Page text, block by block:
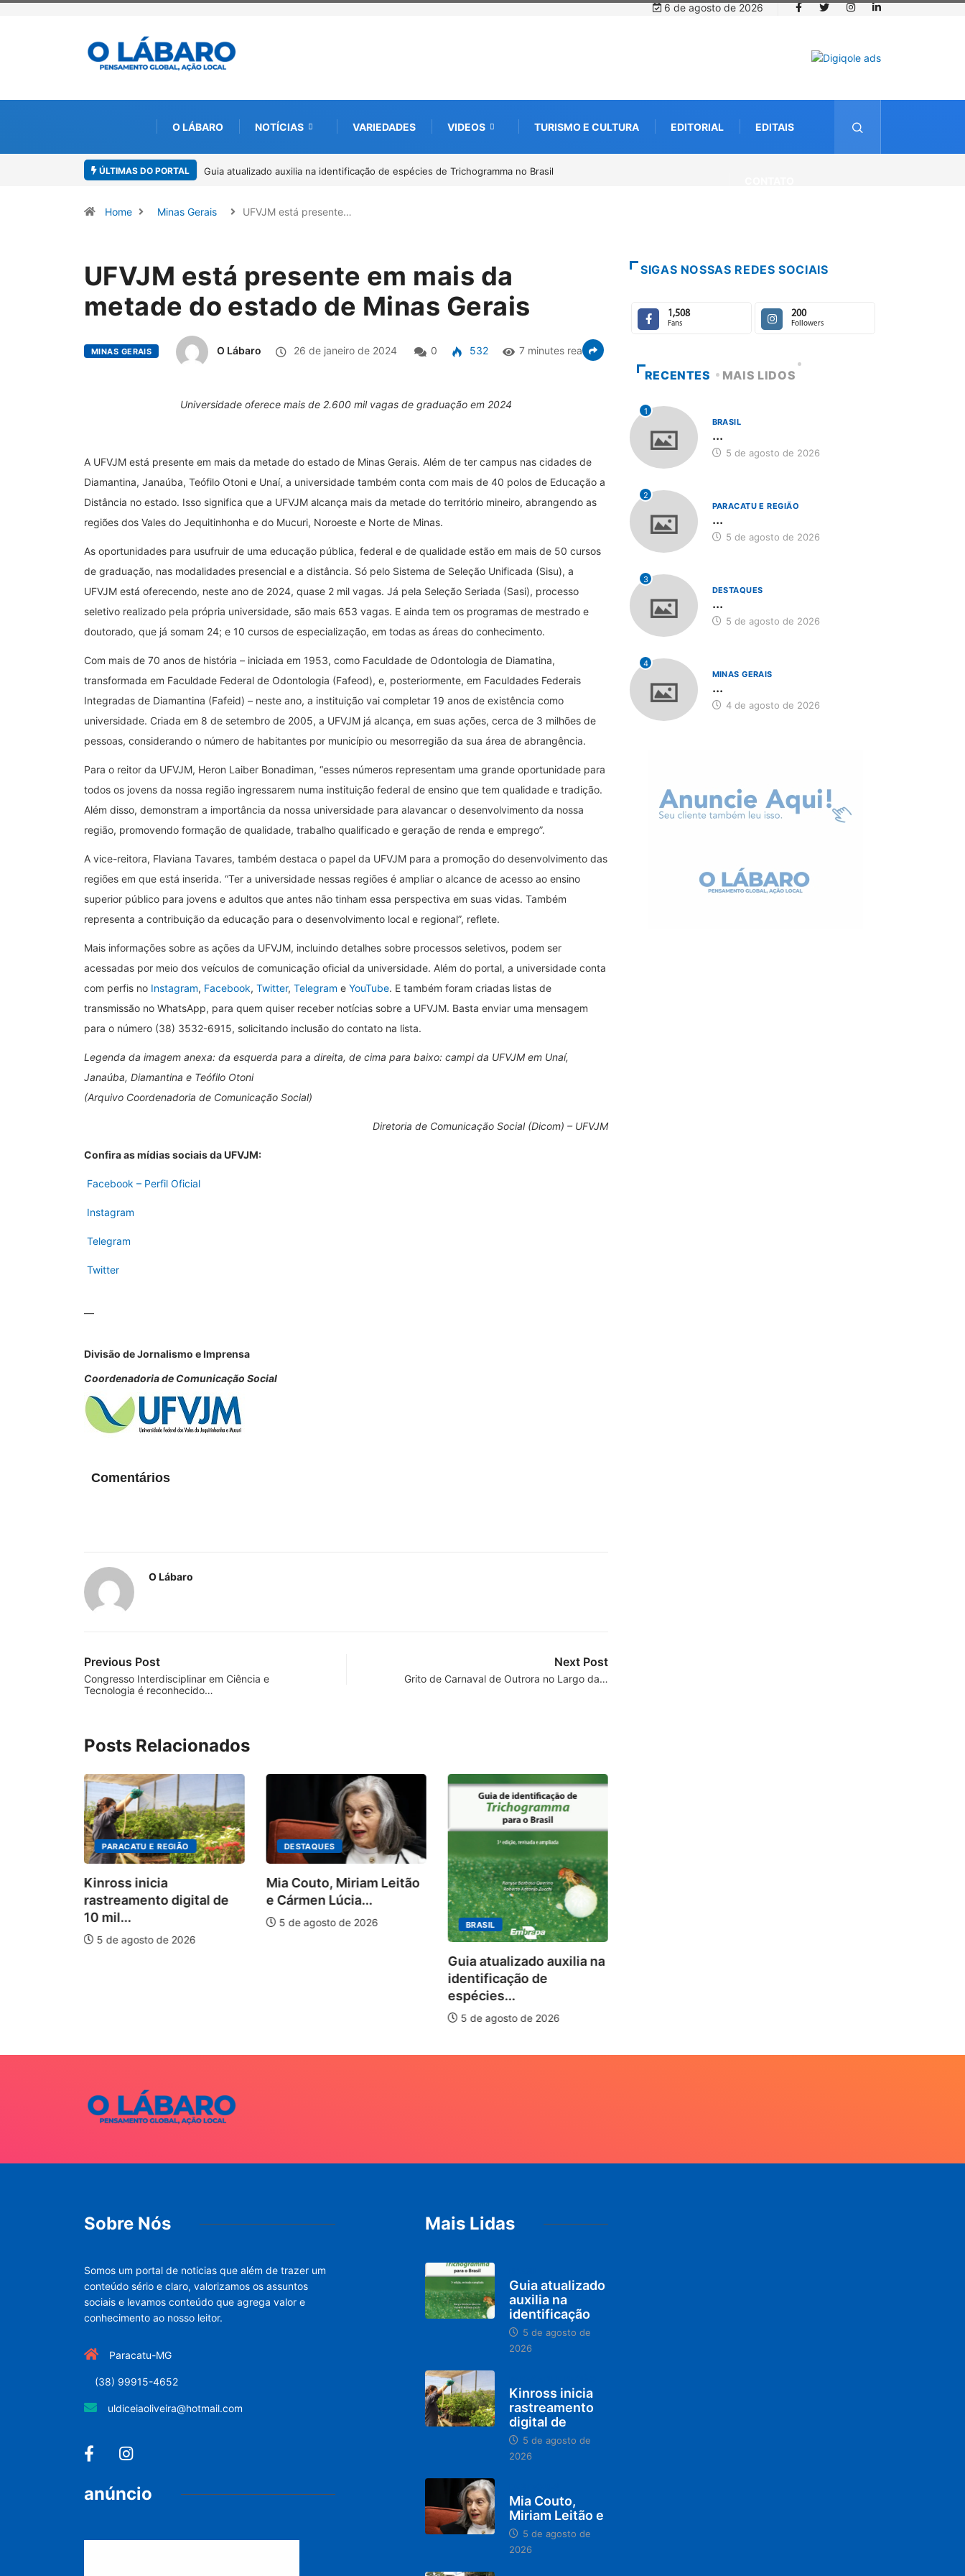
6 de agosto de 2026
O LÁBARO NOTÍCIAS VARIEDADES VIDEOS TURISMO E CULTURA EDITORIAL EDITAIS
ÚLTIMAS DO PORTAL
identificação de espécies de Trichogramma no BrasilKinross inicia rastreamento digital de 10 mil mudas usadas na recuperação
Home Minas Gerais UFVJM está presente…
UFVJM está presente em mais da
metade do estado de Minas Gerais
MINAS GERAIS O Lábaro 26 de janeiro de 2024 0 532 7 minutes read
Universidade oferece mais de 2.600 mil vagas de graduação em 2024
A UFVJM está presente em mais da metade do estado de Minas Gerais. Além de ter campus nas cidades de
Diamantina, Janaúba, Teófilo Otoni e Unaí, a universidade também conta com mais de 40 polos de Educação a
Distância no estado. Isso significa que a UFVJM alcança mais da metade do território mineiro, abrangendo as
regiões dos Vales do Jequitinhonha e do Mucuri, Noroeste e Norte de Minas.
As oportunidades para usufruir de uma educação pública, federal e de qualidade estão em mais de 50 cursos
de graduação, nas modalidades presencial e a distância. Só pelo Sistema de Seleção Unificada (Sisu), a
UFVJM está oferecendo, neste ano de 2024, quase 2 mil vagas. Já pela Seleção Seriada (Sasi), processo
seletivo realizado pela própria universidade, são mais 653 vagas. E ainda tem os programas de mestrado e
doutorado, que já somam 24; e 10 cursos de especialização, em todas as áreas do conhecimento.
Com mais de 70 anos de história – iniciada em 1953, como Faculdade de Odontologia de Diamatina,
transformada em Faculdade Federal de Odontologia (Fafeod), e, posteriormente, em Faculdades Federais
Integradas de Diamantina (Fafeid) – neste ano, a instituição vai completar 19 anos de existência como
universidade. Criada em 8 de setembro de 2005, a UFVJM já alcança, em suas ações, cerca de 3 milhões de
pessoas, considerando o número de habitantes por município ou mesorregião da sua área de abrangência.
Para o reitor da UFVJM, Heron Laiber Bonadiman, “esses números representam uma grande oportunidade para
todos os jovens da nossa região ingressarem numa instituição federal de ensino que tem qualidade e tradição.
Além disso, demonstram a importância da nossa universidade para alavancar o desenvolvimento da nossa
região, promovendo formação de qualidade, trabalho qualificado e geração de renda e emprego”.
A vice-reitora, Flaviana Tavares, também destaca o papel da UFVJM para a promoção do desenvolvimento das
regiões em que está inserida. “Ter a universidade nessas regiões é ampliar o alcance de acesso ao ensino
superior público para jovens e adultos que antes não tinham essa perspectiva em suas vidas. Também
representa a contribuição da educação para o desenvolvimento local e regional”, reflete.
Mais informações sobre as ações da UFVJM, incluindo detalhes sobre processos seletivos, podem ser
acessadas por meio dos veículos de comunicação oficial da universidade. Além do portal, a universidade conta
com perfis no Instagram, Facebook, Twitter, Telegram e YouTube. E também foram criadas listas de
transmissão no WhatsApp, para quem quiser receber notícias sobre a UFVJM. Basta enviar uma mensagem
para o número (38) 3532-6915, solicitando inclusão do contato na lista.
Legenda da imagem anexa: da esquerda para a direita, de cima para baixo: campi da UFVJM em Unaí,
Janaúba, Diamantina e Teófilo Otoni
(Arquivo Coordenadoria de Comunicação Social)
Diretoria de Comunicação Social (Dicom) – UFVJM
Confira as mídias sociais da UFVJM:
Facebook – Perfil Oficial
Instagram
Telegram
Twitter
—
Divisão de Jornalismo e Imprensa
Coordenadoria de Comunicação Social
Comentários
O Lábaro
Previous Post
Congresso Interdisciplinar em Ciência e
Tecnologia é reconhecido…
Next Post
Grito de Carnaval de Outrora no Largo da…
Posts Relacionados
PARACATU E REGIÃO
Kinross inicia
rastreamento digital de
10 mil...
5 de agosto de 2026
DESTAQUES
Mia Couto, Miriam Leitão
e Cármen Lúcia...
5 de agosto de 2026 BRASIL
Guia atualizado auxilia na
identificação de
espécies...
5 de agosto de 2026
SIGAS NOSSAS REDES SOCIAIS
1,508
Fans
200
Followers
RECENTES MAIS LIDOS
1
BRASIL
...
5 de agosto de 2026
2
PARACATU E REGIÃO
...
5 de agosto de 2026
3
DESTAQUES
...
5 de agosto de 2026
4
MINAS GERAIS
...
4 de agosto de 2026
Sobre Nós
Somos um portal de noticias que além de trazer um
conteúdo sério e claro, valorizamos os assuntos
sociais e levamos conteúdo que agrega valor e
conhecimento ao nosso leitor.
Paracatu-MG
(38) 99915-4652
uldiceiaoliveira@hotmail.com
anúncio
Mais Lidas
Guia atualizado
auxilia na
identificação
5 de agosto de
2026
Kinross inicia
rastreamento
digital de
5 de agosto de
2026
Mia Couto,
Miriam Leitão e
5 de agosto de
2026